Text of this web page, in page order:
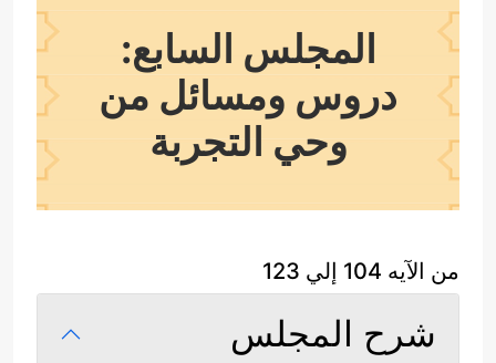
المجلس السابع:
دروس ومسائل من
وحي التجربة
من الآيه 104 إلي 123
شرح المجلس